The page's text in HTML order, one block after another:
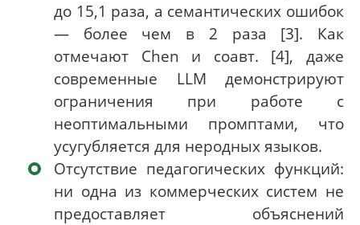
до 15,1 раза, а семантических ошибок
— более чем в 2 раза [3]. Как
отмечают Chen и соавт. [4], даже
современные LLM демонстрируют
ограничения при работе с
неоптимальными промптами, что
усугубляется для неродных языков.
Отсутствие педагогических функций:
ни одна из коммерческих систем не
предоставляет объяснений